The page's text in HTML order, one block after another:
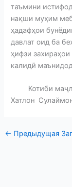
таъмини
нақши муҳим
ҳадафҳои
давлат оид ба
ҳифзи
калидӣ
Котиби
Хатлон
← Предыдущая